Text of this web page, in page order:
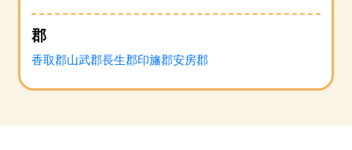
郡
香取郡山武郡長生郡印旛郡安房郡